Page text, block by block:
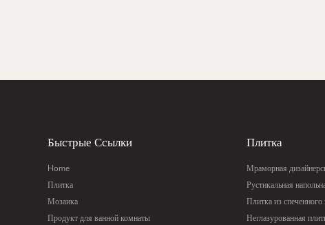
Быстрые Ссылки
Home
Плитка
Мозаика
Продукт для ванной комнаты
Плитка
Мраморная
Рустикальная
Плитка из спеченного
Неглазурованная